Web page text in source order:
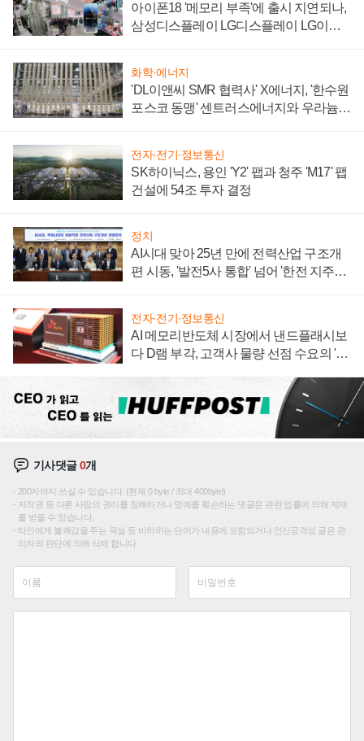
아이폰18 '메모리 부족'에 출시 지연되나,
삼성디스플레이 LG디스플레이 LG이노
화학·에너지
'DL이앤씨 SMR 협력사' X에너지, '한수원
포스코 동맹' 센트러스에너지와 우라늄
전자·전기·정보통신
SK하이닉스, 용인 'Y2' 팹과 청주 'M17' 팹
건설에 54조 투자 결정
정치
AI시대 맞아 25년 만에 전력산업 구조개
편 시동, '발전5사 통합' 넘어 '한전 지주사'
전자·전기·정보통신
AI 메모리반도체 시장에서 낸드플래시보
다 D램 부각, 고객사 물량 선점 수요의 '우
기사댓글0개
200자까지 쓰실 수 있습니다. (현재 0 byte / 최대 400byte)
저작권 등 다른 사람의 권리를 침해하거나 명예를 훼손하는 댓글은 관련 법률에 의해 제재
를 받을 수 있습니다.
타인에게 불쾌감을 주는 욕설 등 비하하는 단어가 내용에 포함되거나 인신공격성 글은 관
리자의 판단에 의해 삭제 합니다.